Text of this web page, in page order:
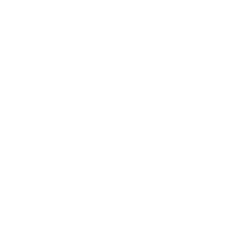
了承ください。
き作成されるも
をご了承くださ
です。
ありません。
です。
ず変更すること
1000ppm以下、
) : 1000ppm、
、
可)を取得する
これらの製造装
通知します。
ムロン制御